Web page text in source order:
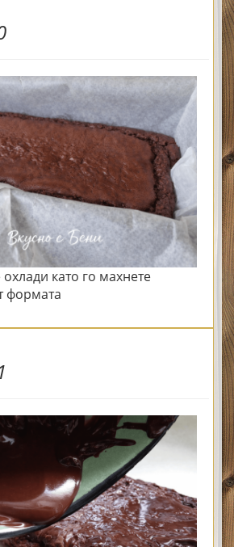
охлади като го махнете
формата